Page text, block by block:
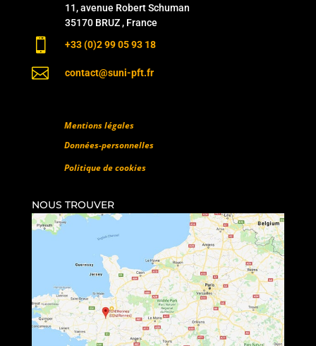
11, avenue Robert Schuman
35170 BRUZ , France
 +33 (0)2 99 05 93 18
 contact@suni-pft.fr
Mentions légales
Données-personnelles
Politique de cookies
NOUS TROUVER